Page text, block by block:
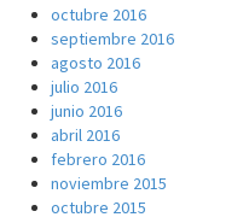
octubre 2016
septiembre 2016
agosto 2016
julio 2016
junio 2016
abril 2016
febrero 2016
noviembre 2015
octubre 2015